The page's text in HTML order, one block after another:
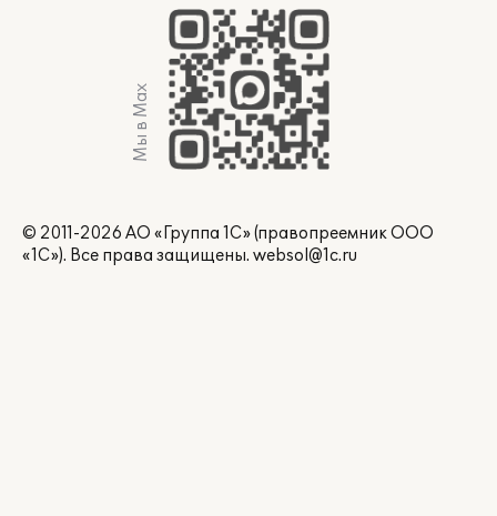
Мы в Max
© 2011-2026 АО «Группа 1С» (правопреемник ООО
«1С»). Все права защищены. websol@1c.ru